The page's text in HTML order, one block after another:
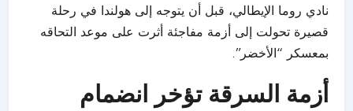
نادي روما الإيطالي، قبل أن يتوجه إلى هولندا في رحلة
قصيرة تحولت إلى أزمة مفاجئة أثرت على موعد التحاقه
بمعسكر “الأخضر”.
أزمة السرقة تؤخر انضمام